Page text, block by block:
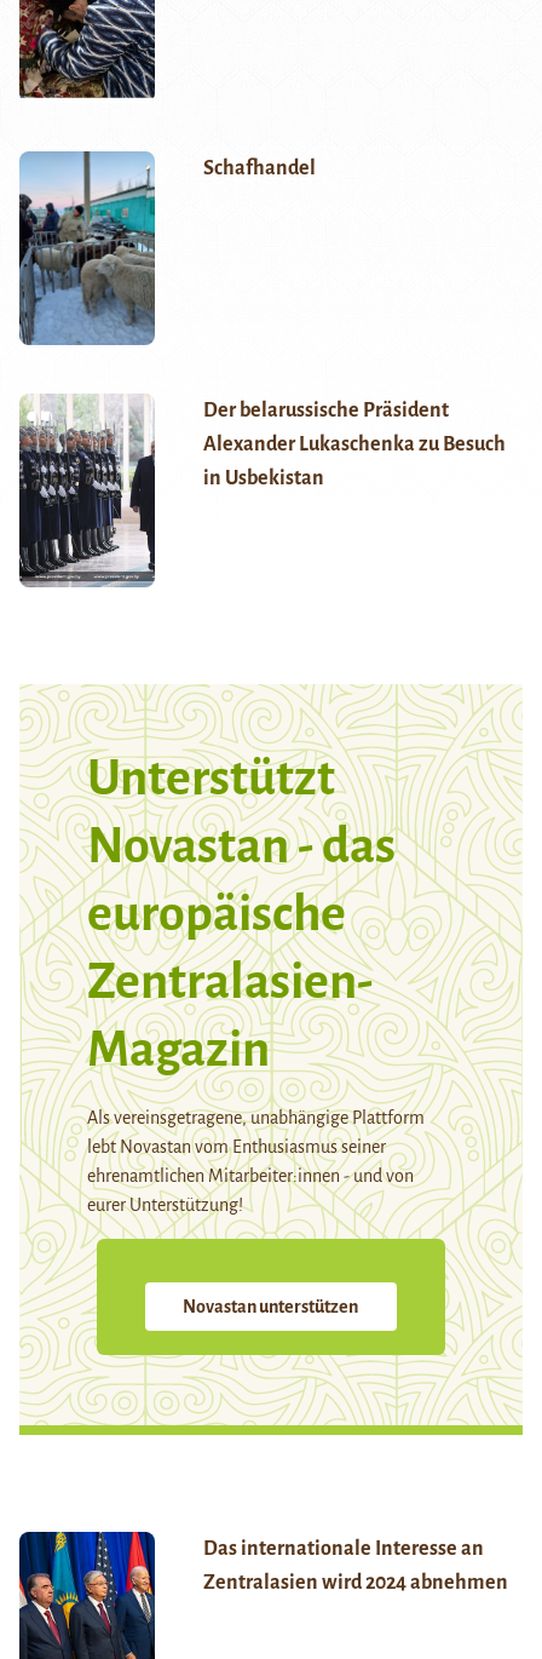
Schafhandel
Der belarussische Präsident
Alexander Lukaschenka zu Besuch
in Usbekistan
Unterstützt
Novastan - das
europäische
Zentralasien-
Magazin
Als vereinsgetragene, unabhängige Plattform
lebt Novastan vom Enthusiasmus seiner
ehrenamtlichen Mitarbeiter:innen - und von
eurer Unterstützung!
Novastan unterstützen
Das internationale Interesse an
Zentralasien wird 2024 abnehmen